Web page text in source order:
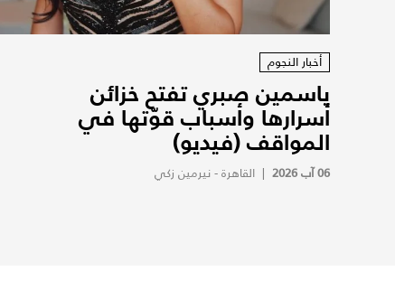
أخبار النجوم
ياسمين صبري تفتح خزائن
أسرارها وأسباب قوّتها في
المواقف (فيديو)
06 آب 2026 | القاهرة - نيرمين زكي